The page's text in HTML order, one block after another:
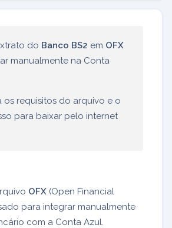
do Banco BS2 em OFX
manualmente na Conta
os requisitos do arquivo e o
para baixar pelo internet
OFX (Open Financial
para integrar manualmente
com a Conta Azul.